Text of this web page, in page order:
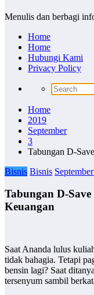
Menulis dan berbagi
Home
Home
Hubungi Kami
Privacy Policy
Home
2019
September
3
Tabungan D-
Bisnis Bisnis
Tabungan D-
Keuangan
Saat Ananda lulus
tidak bahagia. Tetapi
bensin lagi? Saat
tersenyum sambil